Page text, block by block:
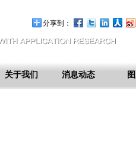
分享到：
关于我们 消息动态